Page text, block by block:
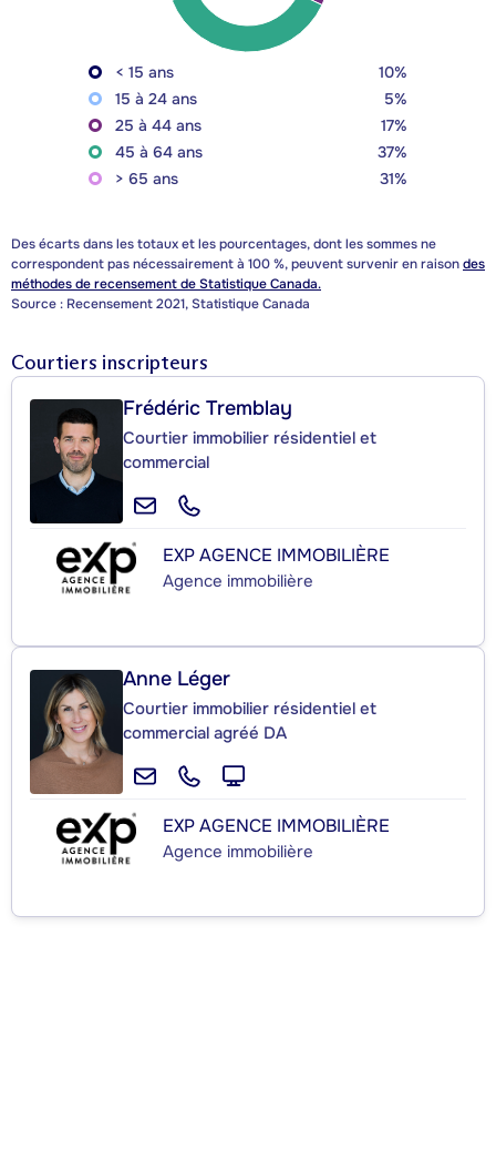
< 15 ans
10%
15 à 24 ans
5%
25 à 44 ans
17%
45 à 64 ans
37%
> 65 ans
31%
Des écarts dans les totaux et les pourcentages, dont les sommes ne
correspondent pas nécessairement à 100 %, peuvent survenir en raisondes
méthodes de recensement de Statistique Canada.
Source : Recensement 2021, Statistique Canada
Courtiers inscripteurs
Frédéric Tremblay
Courtier immobilier résidentiel et
commercial
EXP AGENCE IMMOBILIÈRE
Agence immobilière
Anne Léger
Courtier immobilier résidentiel et
commercial agréé DA
EXP AGENCE IMMOBILIÈRE
Agence immobilière